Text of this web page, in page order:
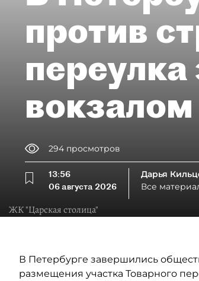
против
вокзалом
294 просмотров
13:56
06 августа 2026
Дарья
Все
ЖК "Царская столица"
В Петербурге завершились
размещения участка Товарного